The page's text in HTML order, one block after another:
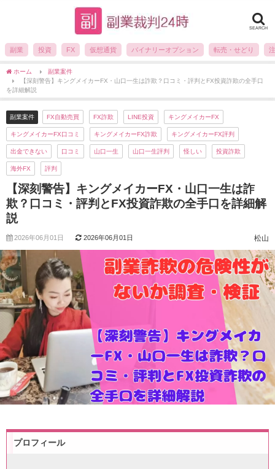
SEARCH
副業 投資 FX 仮想通貨 バイナリーオプション 転売・せどり
ホーム
副業案件
【深刻警告】キングメイカーFX・山口一生は詐欺？口コミ・評判とFX投資詐欺の全手口
を詳細解説
副業案件 FX自動売買 FX詐欺 LINE投資 キングメイカーFX
キングメイカーFX口コミ キングメイカーFX詐欺 キングメイカーFX評判
出金できない 口コミ 山口一生 山口一生評判 怪しい 投資詐欺
海外FX 評判
【深刻警告】キングメイカーFX・山口一生は詐
欺？口コミ・評判とFX投資詐欺の全手口を詳細解
説
2026年06月01日 2026年06月01日 松山
プロフィール